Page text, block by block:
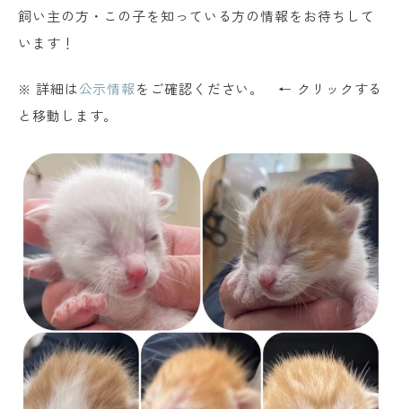
飼い主の方・この子を知っている方の情報をお待ちして
います！
※ 詳細は公示情報をご確認ください。 ← クリックする
と移動します。